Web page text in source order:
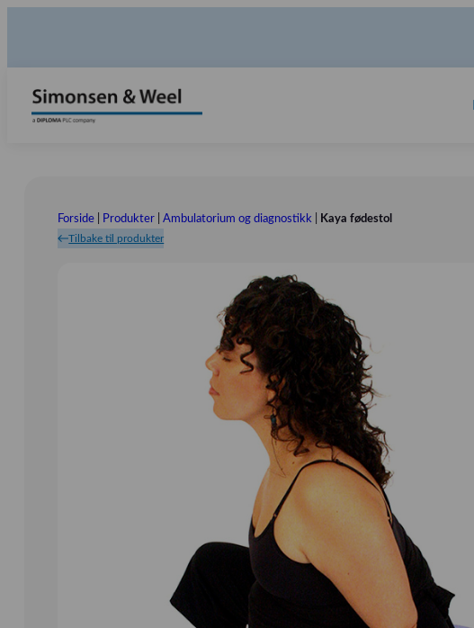
Forside Produkter |Ambulatorium og diagnostikk Kaya fødestol
Tilbake til produkter